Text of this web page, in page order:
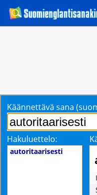
Käännettävä sana
Hakuluettelo:
autoritaarisesti